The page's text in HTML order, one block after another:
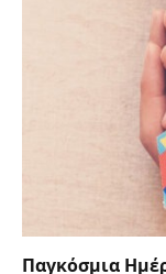
Παγκόσμια